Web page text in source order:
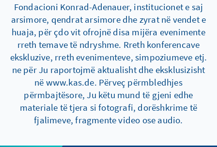
Fondacioni Konrad-Adenauer, institucionet e saj
arsimore, qendrat arsimore dhe zyrat në vendet e
huaja, për çdo vit ofrojnë disa mijëra evenimente
rreth temave të ndryshme. Rreth konferencave
ekskluzive, rreth evenimenteve, simpoziumeve etj.
ne për Ju raportojmë aktualisht dhe eksklusizisht
në www.kas.de. Përveç përmbledhjes
përmbajtësore, Ju këtu mund të gjeni edhe
materiale të tjera si fotografi, dorëshkrime të
fjalimeve, fragmente video ose audio.